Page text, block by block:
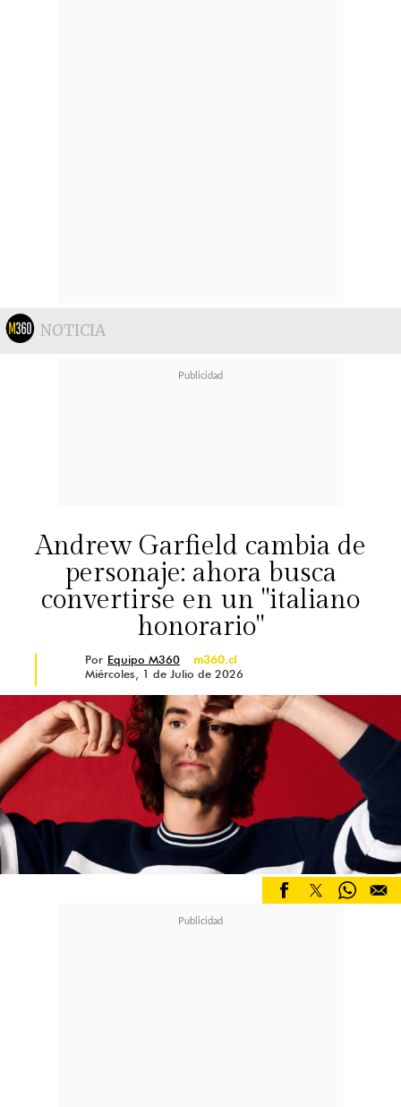
NOTICIA
Andrew Garfield cambia de
personaje: ahora busca
convertirse en un "italiano
honorario"
Por Equipo M360
m360.cl
Miércoles, 1 de Julio de 2026